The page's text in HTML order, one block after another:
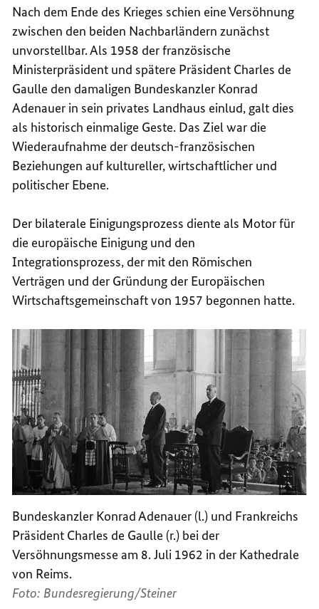
Nach dem Ende des Krieges schien eine Versöhnung
zwischen den beiden Nachbarländern zunächst
unvorstellbar. Als 1958 der französische
Ministerpräsident und spätere Präsident Charles de
Gaulle den damaligen Bundeskanzler Konrad
Adenauer in sein privates Landhaus einlud, galt dies
als historisch einmalige Geste. Das Ziel war die
Wiederaufnahme der deutsch-französischen
Beziehungen auf kultureller, wirtschaftlicher und
politischer Ebene.
Der bilaterale Einigungsprozess diente als Motor für
die europäische Einigung und den
Integrationsprozess, der mit den Römischen
Verträgen und der Gründung der Europäischen
Wirtschaftsgemeinschaft von 1957 begonnen hatte.
Bundeskanzler Konrad Adenauer (l.) und Frankreichs
Präsident Charles de Gaulle (r.) bei der
Versöhnungsmesse am 8. Juli 1962 in der Kathedrale
von Reims.
Foto: Bundesregierung/Steiner